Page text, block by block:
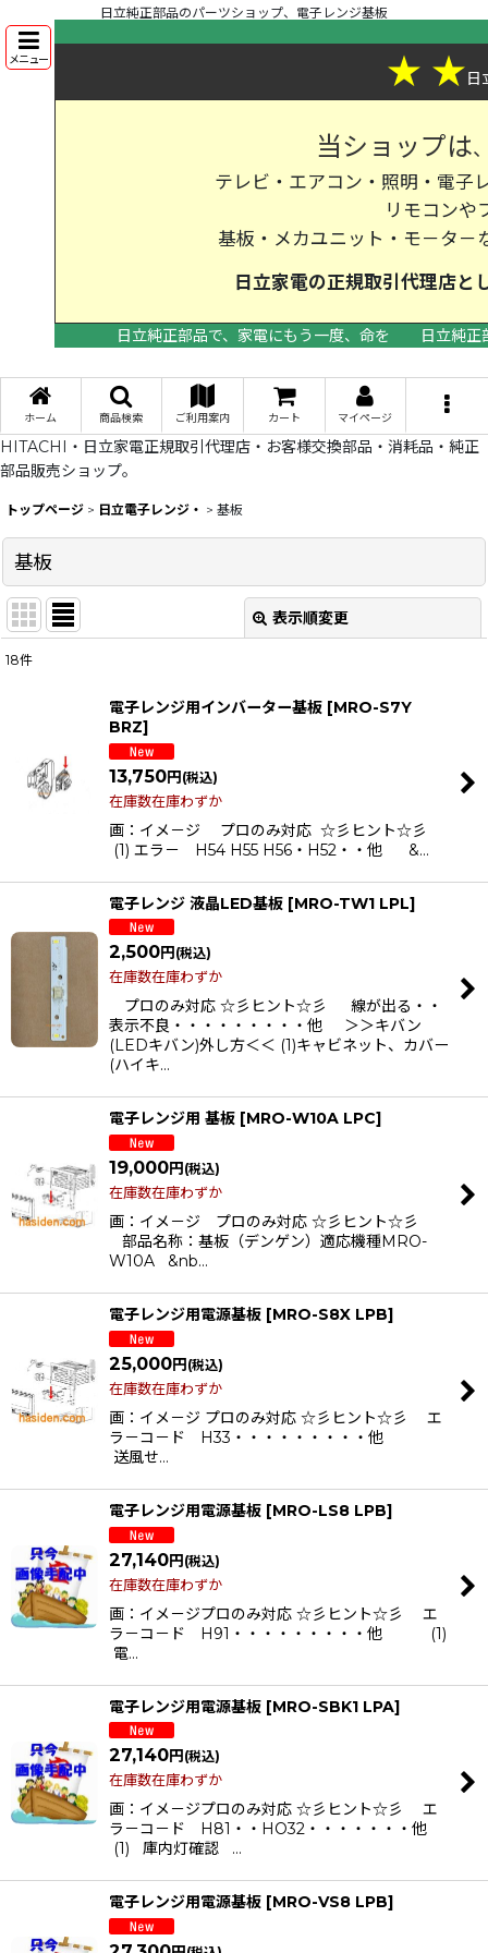
日立純正部品のパーツショップ、電子レンジ基板
メニュー ★ ★日
当ショップは
テレビ・エアコン・照明・電子
リモコンや
基板・メカユニット・モ－タ－
日立家電の正規取引代理店
日立純正部品で、家電にもう一度、命を
日立純
ホーム 商品検索 ご利用案内 カート マイページ
HITACHI・日立家電正規取引代理店・お客様交換部品・消耗品・純正
部品販売ショップ。
トップページ > 日立電子レンジ・ > 基板
基板
表示順変更
並び順:
絞り込む
18件
電子レンジ用インバーター基板 [MRO-S7Y
BRZ]
13,750円 (税込)
在庫数在庫わずか
画：イメ－ジ プロのみ対応 ☆彡ヒント☆彡
(1) エラ－ H54 H55 H56・H52・・他 &…
電子レンジ 液晶LED基板 [MRO-TW1 LPL]
2,500円 (税込)
在庫数在庫わずか
プロのみ対応 ☆彡ヒント☆彡 線が出る・・
表示不良・・・・・・・・・他 ＞＞キバン
(LEDキバン)外し方＜＜ (1)キャビネット、カバー
(ハイキ…
電子レンジ用 基板 [MRO-W10A LPC]
19,000円 (税込)
在庫数在庫わずか
画：イメ－ジ プロのみ対応 ☆彡ヒント☆彡
部品名称：基板（デンゲン）適応機種MRO-
W10A &nb…
電子レンジ用電源基板 [MRO-S8X LPB]
25,000円 (税込)
在庫数在庫わずか
画：イメ－ジ プロのみ対応 ☆彡ヒント☆彡 エ
ラ－コ－ド H33・・・・・・・・・他
送風せ…
電子レンジ用電源基板 [MRO-LS8 LPB]
27,140円(税込)
在庫数在庫わずか
画：イメ－ジプロのみ対応 ☆彡ヒント☆彡 エ
ラ－コ－ド H91・・・・・・・・・他 (1)
電…
電子レンジ用電源基板 [MRO-SBK1 LPA]
27,140円 (税込)
在庫数在庫わずか
画：イメ－ジプロのみ対応 ☆彡ヒント☆彡 エ
ラ－コ－ド H81・・HO32・・・・・・・他
(1) 庫内灯確認 …
電子レンジ用電源基板 [MRO-VS8 LPB]